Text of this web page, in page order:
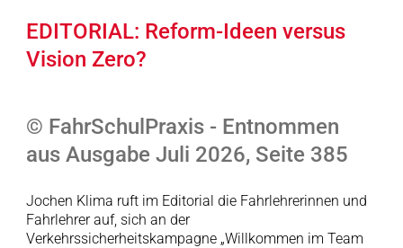
EDITORIAL: Reform-Ideen versus
Vision Zero?
© FahrSchulPraxis - Entnommen
aus Ausgabe Juli 2026, Seite 385
Jochen Klima ruft im Editorial die Fahrlehrerinnen und
Fahrlehrer auf, sich an der
Verkehrssicherheitskampagne „Willkommen im Team